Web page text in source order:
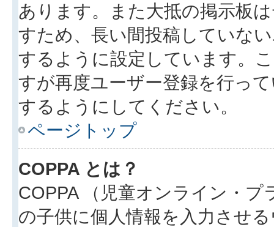
あります。また大抵の掲示板
すため、長い間投稿していな
するように設定しています。
すが再度ユーザー登録を行っ
するようにしてください。
ページトップ
COPPA とは？
COPPA （児童オンライン・
の子供に個人情報を入力させ